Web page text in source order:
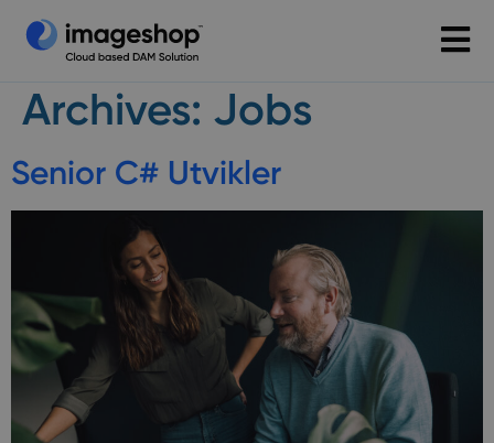
Archives: Jobs
Senior C# Utvikler